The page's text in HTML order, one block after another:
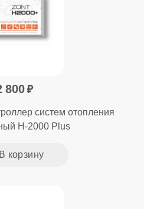
800
систем отопления
H-2000 Plus